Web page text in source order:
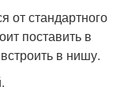
от стандартного
поставить в
в нишу.